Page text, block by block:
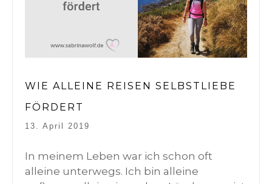
WIE ALLEINE REISEN SELBSTLIEBE
FÖRDERT
13. April 2019
In meinem Leben war ich schon oft
alleine unterwegs. Ich bin alleine